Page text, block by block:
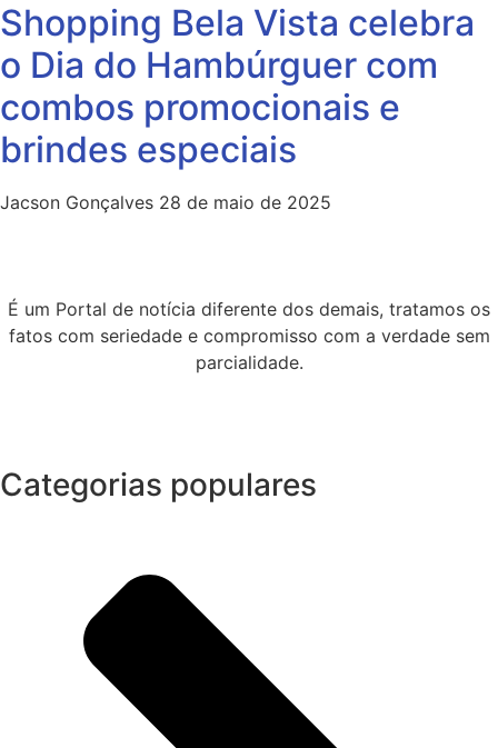
Shopping Bela Vista celebra
o Dia do Hambúrguer com
combos promocionais e
brindes especiais
Jacson Gonçalves 28 de maio de 2025
É um Portal de notícia diferente dos demais, tratamos os
fatos com seriedade e compromisso com a verdade sem
parcialidade.
Categorias populares